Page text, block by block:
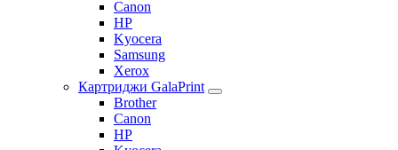
Canon
HP
Kyocera
Samsung
Xerox
Картриджи GalaPrint
Brother
Canon
HP